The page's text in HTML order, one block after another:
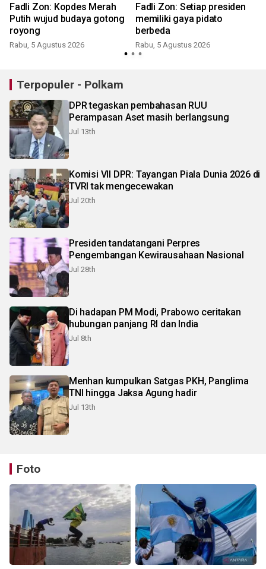
Fadli Zon: Kopdes Merah
Putih wujud budaya gotong
royong
Rabu, 5 Agustus 2026
Fadli Zon: Setiap presiden
memiliki gaya pidato
berbeda
Rabu, 5 Agustus 2026
Terpopuler - Polkam
DPR tegaskan pembahasan RUU
Perampasan Aset masih berlangsung
Jul 13th
Komisi VII DPR: Tayangan Piala Dunia 2026 di
TVRI tak mengecewakan
Jul 20th
Presiden tandatangani Perpres
Pengembangan Kewirausahaan Nasional
Jul 28th
Di hadapan PM Modi, Prabowo ceritakan
hubungan panjang RI dan India
Jul 8th
Menhan kumpulkan Satgas PKH, Panglima
TNI hingga Jaksa Agung hadir
Jul 13th
Foto